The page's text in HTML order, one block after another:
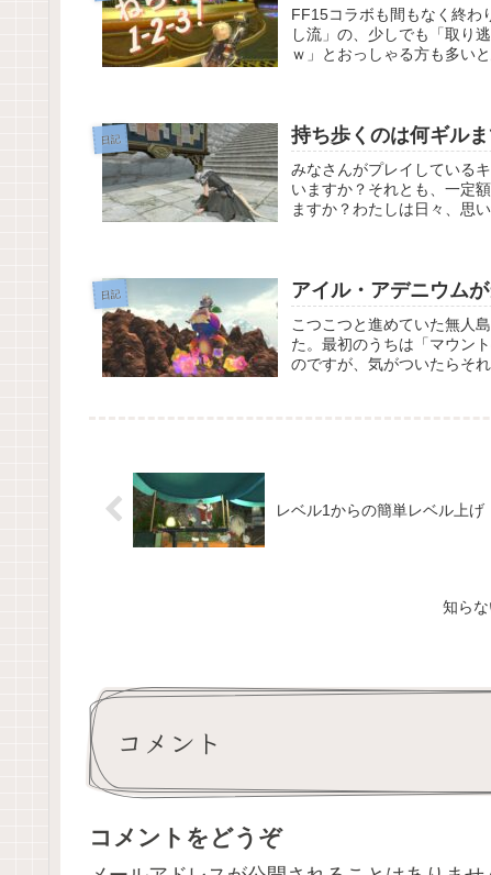
FF15コラボも間もなく終
し流」の、少しでも「取り
ｗ」とおっしゃる方も多い
日記 持ち歩くのは何ギルま
みなさんがプレイしている
いますか？それとも、一定
ますか？わたしは日々、思
日記 アイル・アデニウム
こつこつと進めていた無人
た。最初のうちは「マウン
のですが、気がついたらそ
レベル1からの簡単レベル上げ
知ら
コメント
コメントをどうぞ